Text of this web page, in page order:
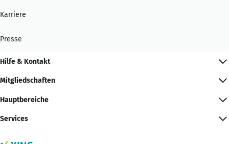
Karriere
Presse
Hilfe & Kontakt
Mitgliedschaften
Hauptbereiche
Services